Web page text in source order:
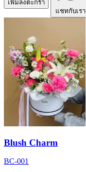
เพิ่มลงตะกร้า
แชทกับเรา
Blush Charm
BC-001